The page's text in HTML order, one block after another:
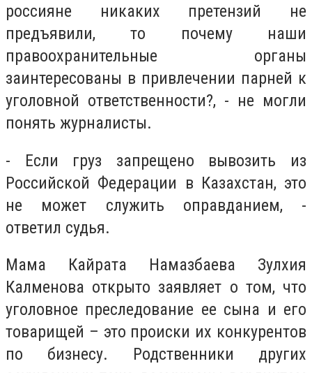
россияне никаких претензий не
предъявили, то почему наши
правоохранительные органы
заинтересованы в привлечении парней к
уголовной ответственности?, - не могли
понять журналисты.
- Если груз запрещено вывозить из
Российской Федерации в Казахстан, это
не может служить оправданием, -
ответил судья.
Мама Кайрата Намазбаева Зулхия
Калменова открыто заявляет о том, что
уголовное преследование ее сына и его
товарищей – это происки их конкурентов
по бизнесу. Родственники других